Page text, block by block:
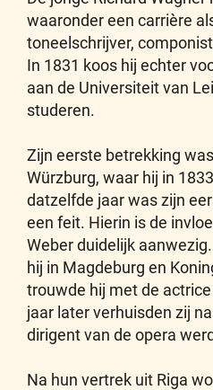
waaronder een carrière
toneelschrijver,
In 1831 koos hij echter
aan de Universiteit van
studeren.
Zijn eerste betrekking
Würzburg, waar hij in
datzelfde jaar was zijn
een feit. Hierin is de
Weber duidelijk
hij in Magdeburg en
trouwde hij met de
jaar later verhuisden zij
dirigent van de opera
Na hun vertrek uit Riga